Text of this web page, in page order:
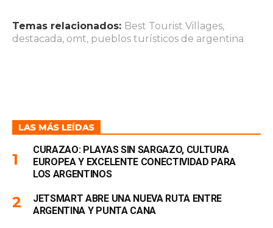
Temas relacionados: Best Tourist Villages,
destacada, omt, pueblos turísticos de argentina
LAS MÁS LEÍDAS
CURAZAO: PLAYAS SIN SARGAZO, CULTURA
EUROPEA Y EXCELENTE CONECTIVIDAD PARA
LOS ARGENTINOS
JETSMART ABRE UNA NUEVA RUTA ENTRE
ARGENTINA Y PUNTA CANA